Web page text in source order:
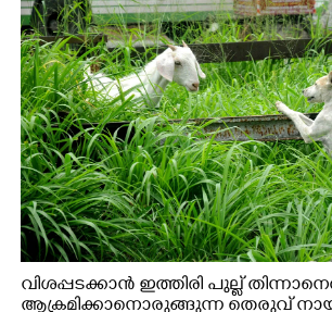
വിശപ്പടക്കാൻ ഇത്തിരി പുല്ല്
ആക്രമിക്കാനൊരുങ്ങുന്ന തെരുവ്